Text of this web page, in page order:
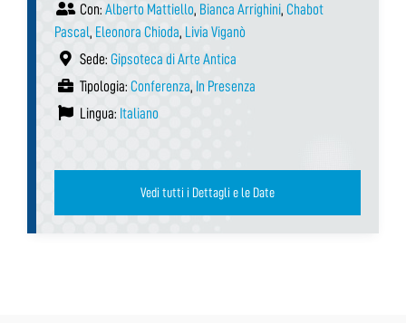
Con: Alberto Mattiello, Bianca Arrighini, Chabot
Pascal, Eleonora Chioda, Livia Viganò
Sede: Gipsoteca di Arte Antica
Tipologia: Conferenza, In Presenza
Lingua: Italiano
Vedi tutti i Dettagli e le Date